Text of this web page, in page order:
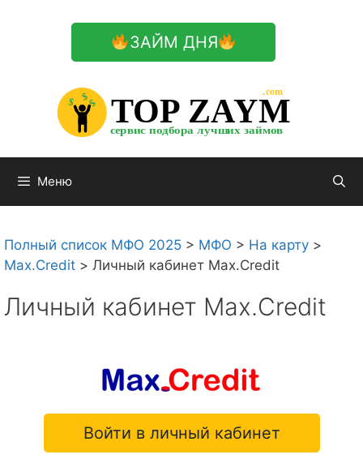
ЗАЙМ ДНЯ
TOP ZAYM
сервис подбора лучших займов
.com
$
$
$
Меню
Полный список МФО 2025 > МФО > На карту >
Max.Credit > Личный кабинет Max.Credit
Личный кабинет Max.Credit
Войти в личный кабинет